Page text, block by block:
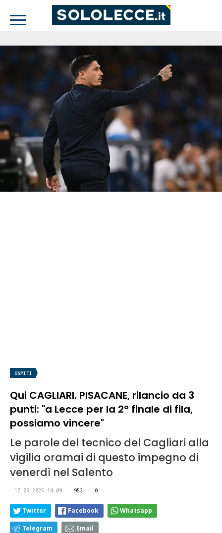
OSPITI
Qui CAGLIARI. PISACANE, rilancio da 3
punti: "a Lecce per la 2° finale di fila,
possiamo vincere"
Le parole del tecnico del Cagliari alla
vigilia oramai di questo impegno di
venerdì nel Salento
17.09.2025 19:09 953 0
Twitter Facebook Whatsapp
Telegram Email